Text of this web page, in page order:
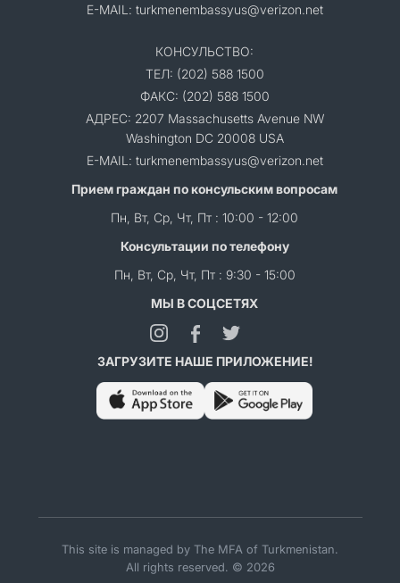
E-MAIL: turkmenembassyus@verizon.net
КОНСУЛЬСТВО:
ТЕЛ: (202) 588 1500
ФАКС: (202) 588 1500
АДРЕС: 2207 Massachusetts Avenue NW
Washington DC 20008 USA
E-MAIL: turkmenembassyus@verizon.net
Прием граждан по консульским вопросам
Пн, Вт, Ср, Чт, Пт : 10:00 - 12:00
Консультации по телефону
Пн, Вт, Ср, Чт, Пт : 9:30 - 15:00
МЫ В СОЦСЕТЯХ
ЗАГРУЗИТЕ НАШЕ ПРИЛОЖЕНИЕ!
This site is managed by The MFA of Turkmenistan.
All rights reserved. © 2026